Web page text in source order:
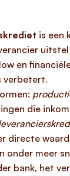
is een
en
verbetert.
die
directe
onder meer
bank, het